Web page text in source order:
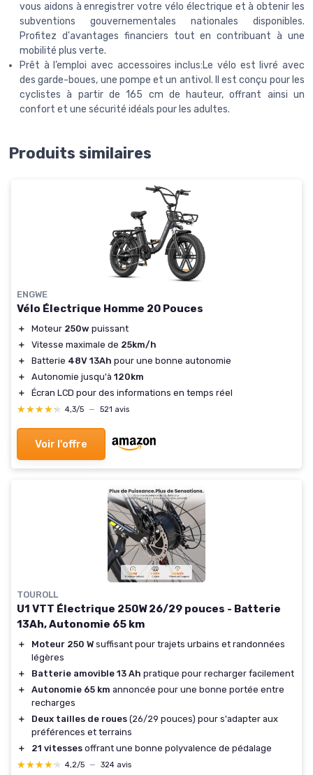
vous aidons à enregistrer votre vélo électrique et à obtenir les
subventions gouvernementales nationales disponibles.
Profitez d'avantages financiers tout en contribuant à une
mobilité plus verte.
Prêt à l’emploi avec accessoires inclus:Le vélo est livré avec
des garde-boues, une pompe et un antivol. Il est conçu pour les
cyclistes à partir de 165 cm de hauteur, offrant ainsi un
confort et une sécurité idéals pour les adultes.
Produits similaires
ENGWE
Vélo Électrique Homme 20 Pouces
＋ Moteur 250w puissant
＋
Vitesse maximale de 25km/h
＋
Batterie 48V 13Ah pour une bonne autonomie
＋
Autonomie jusqu'à 120km
＋
Écran LCD pour des informations en temps réel
★★★★★
★★★★★ 4,3/5 — 521 avis
Voir l'offre
TOUROLL
U1 VTT Électrique 250W 26/29 pouces - Batterie
13Ah, Autonomie 65 km
＋ Moteur 250 W suffisant pour trajets urbains et randonnées
légères
＋
Batterie amovible 13 Ah pratique pour recharger facilement
＋
Autonomie 65 km annoncée pour une bonne portée entre
recharges
＋
Deux tailles de roues (26/29 pouces) pour s'adapter aux
préférences et terrains
＋
21 vitesses offrant une bonne polyvalence de pédalage
★★★★★
★★★★★ 4,2/5 — 324 avis